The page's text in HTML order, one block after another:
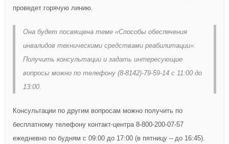
проведет горячую линию.
Она будет посвящена теме «Способы обеспечения
инвалидов техническими средствами реабилитации».
Получить консультации и задать интересующие
вопросы можно по телефону (8-8142)-79-59-14 с 11:00 до
13:00.
Консультации по другим вопросам можно получить по
бесплатному телефону контакт-центра 8-800-200-07-57
ежедневно по будням с 09:00 до 17:00 (в пятницу – до 16:45).